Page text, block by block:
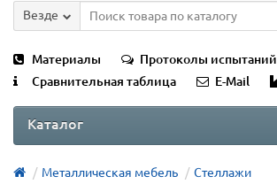
Везде
Материалы
Протоколы испытаний
Сравнительная таблица
E-Mail
Каталог
Металлическая мебель
Стеллажи